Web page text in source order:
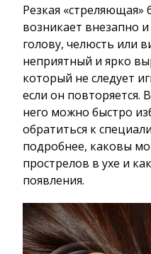
Резкая «стреляющая»
возникает внезапно
голову, челюсть или
неприятный и ярко
который не следует
если он повторяется.
него можно быстро
обратиться к
подробнее, каковы
прострелов в ухе и
появления.